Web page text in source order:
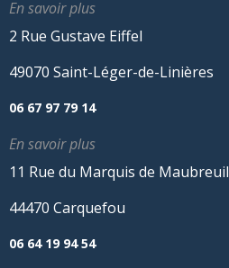
En savoir plus
2 Rue Gustave Eiffel
49070 Saint-Léger-de-Linières
06 67 97 79 14
En savoir plus
11 Rue du Marquis de Maubreuil
44470 Carquefou
06 64 19 94 54